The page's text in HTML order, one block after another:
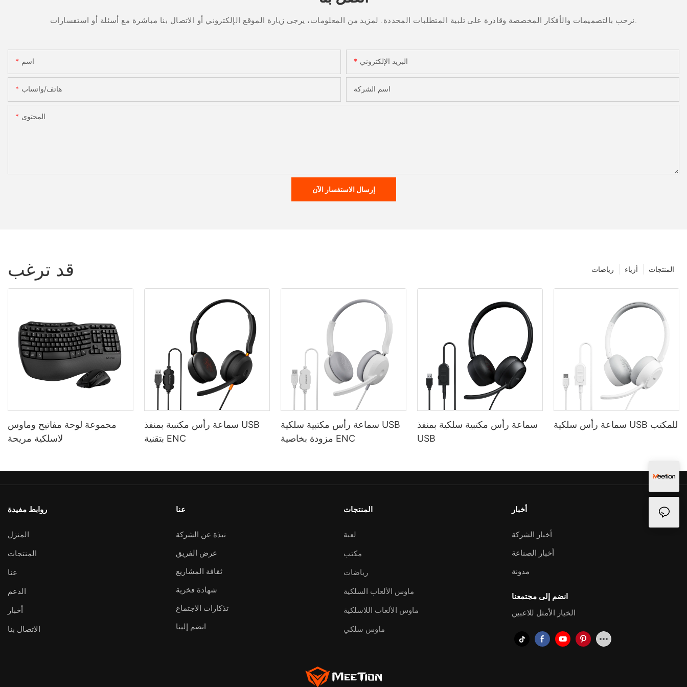
اسم البريد الإلكتروني
هاتف/واتساب اسم الشركة
المحتوى
إرسال الاستفسار الآن
قد ترغب المنتجات أزياء رياضات
مجموعة لوحة مفاتيح وماوس
لاسلكية مريحة
سماعة رأس مكتبية بمنفذ USB
بتقنية ENC
سماعة رأس مكتبية سلكية USB
مزودة بخاصية ENC
سماعة رأس مكتبية سلكية بمنفذ
USB
سماعة رأس سلكية USB للمكتب
روابط مفيدة
المنزل
المنتجات
عنا
الدعم
أخبار
الاتصال بنا
عنا
نبذة عن الشركة
عرض الفريق
ثقافة المشاريع
شهادة فخرية
تذكارات الاجتماع
انضم إلينا
المنتجات
لعبة
مكتب
رياضات
ماوس الألعاب السلكية
ماوس الألعاب اللاسلكية
ماوس سلكي
أخبار
أخبار الشركة
أخبار الصناعة
مدونة
انضم إلى مجتمعنا
الخيار الأمثل للاعبين